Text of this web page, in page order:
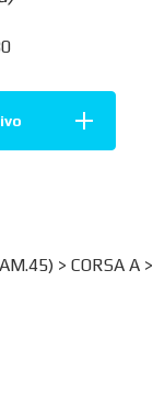
> CORSA A>